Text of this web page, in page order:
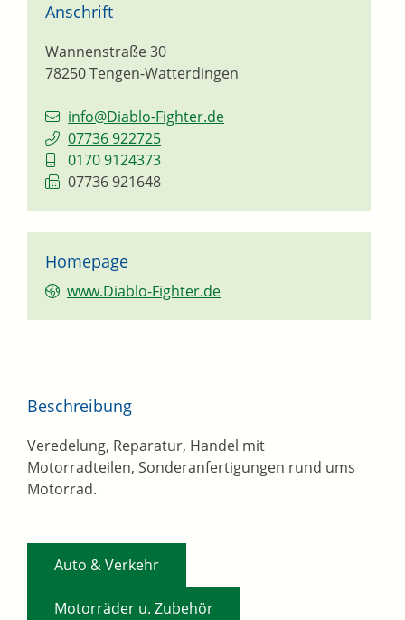
Anschrift
Wannenstraße 30
78250Tengen-Watterdingen
info@Diablo-Fighter.de
07736 922725
0170 9124373
07736 921648
Homepage
www.Diablo-Fighter.de
Beschreibung
Veredelung, Reparatur, Handel mit
Motorradteilen, Sonderanfertigungen rund ums
Motorrad.
Auto & Verkehr
Motorräder u. Zubehör